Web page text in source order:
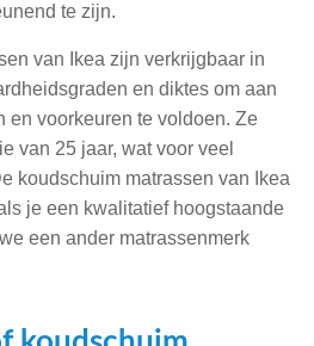
te zijn.
van Ikea zijn verkrijgbaar in
en diktes om aan
en voorkeuren te voldoen. Ze
van 25 jaar, wat voor veel
koudschuim matrassen van Ikea
je een kwalitatief hoogstaande
een ander matrassenmerk